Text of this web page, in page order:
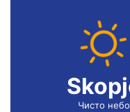
Чисто небо